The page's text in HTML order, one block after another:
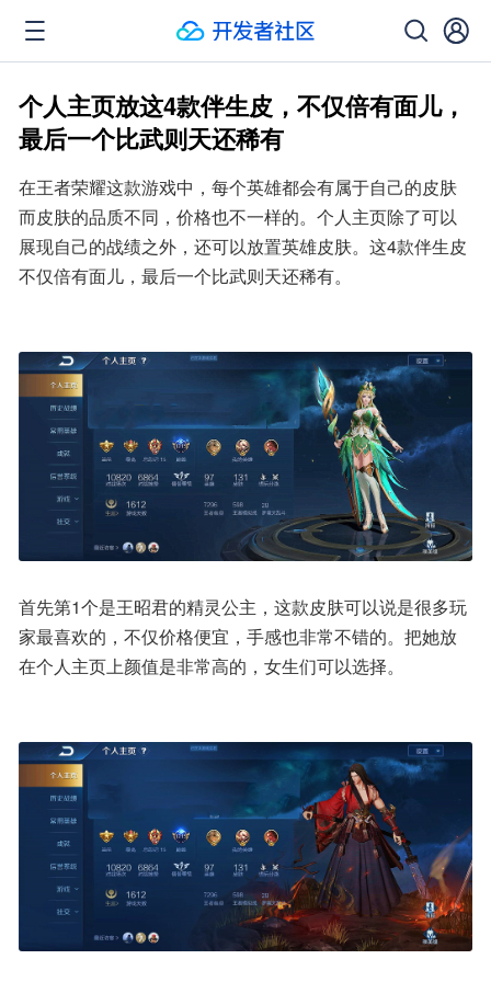
个人主页放这4款伴生皮，不仅倍有面儿，
最后一个比武则天还稀有
在王者荣耀这款游戏中，每个英雄都会有属于自己的皮肤
而皮肤的品质不同，价格也不一样的。个人主页除了可以
展现自己的战绩之外，还可以放置英雄皮肤。这4款伴生皮
不仅倍有面儿，最后一个比武则天还稀有。
首先第1个是王昭君的精灵公主，这款皮肤可以说是很多玩
家最喜欢的，不仅价格便宜，手感也非常不错的。把她放
在个人主页上颜值是非常高的，女生们可以选择。